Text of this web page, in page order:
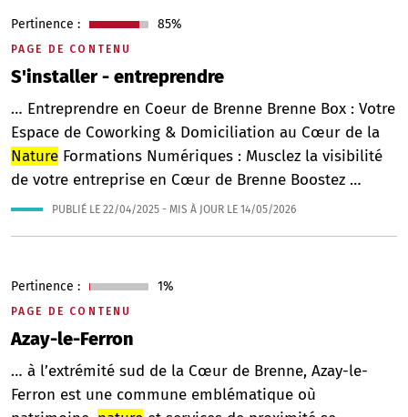
PAGE DE CONTENU
S'installer - entreprendre
Pertinence : 85%
… Entreprendre en Coeur de Brenne Brenne Box : Votre
Espace de Coworking & Domiciliation au Cœur de la
Nature Formations Numériques : Musclez la visibilité
de votre entreprise en Cœur de Brenne Boostez …
PUBLIÉ LE 22/04/2025 - MIS À JOUR LE 14/05/2026
PAGE DE CONTENU
Azay-le-Ferron
Pertinence : 1%
… à l’extrémité sud de la Cœur de Brenne, Azay-le-
Ferron est une commune emblématique où